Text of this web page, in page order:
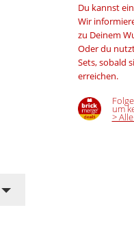
Du kannst
Wir
zu Deinem
Oder du
Sets, sobald
erreichen.
um
>